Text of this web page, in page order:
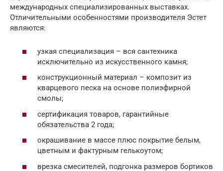
международных специализированных выставках.
Отличительными особенностями производителя Эстет
являются:
узкая специализация – вся сантехника
исключительно из искусственного камня;
конструкционный материал – композит из
кварцевого песка на основе полиэфирной
смолы;
сертификация товаров, гарантийные
обязательства 2 года;
окрашивание в массе плюс покрытие белым,
цветным и фактурным гелькоутом;
врезка смесителей, подгонка размеров бортиков